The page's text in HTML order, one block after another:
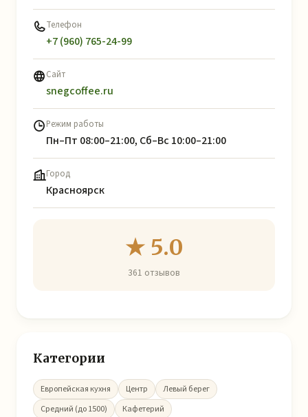
Телефон
+7 (960) 765-24-99
Сайт
snegcoffee.ru
Режим работы
Пн–Пт 08:00–21:00, Сб–Вс 10:00–21:00
Город
Красноярск
★ 5.0
361 отзывов
Категории
Европейская кухня Центр
Левый берег
Средний (до 1500)
Кафетерий